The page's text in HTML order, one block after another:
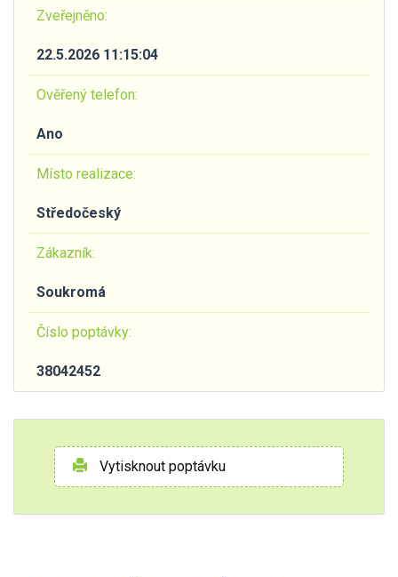
Zveřejněno:
22.5.2026 11:15:04
Ověřený telefon:
Ano
Místo realizace:
Středočeský
Zákazník:
Soukromá
Číslo poptávky:
38042452
Vytisknout poptávku